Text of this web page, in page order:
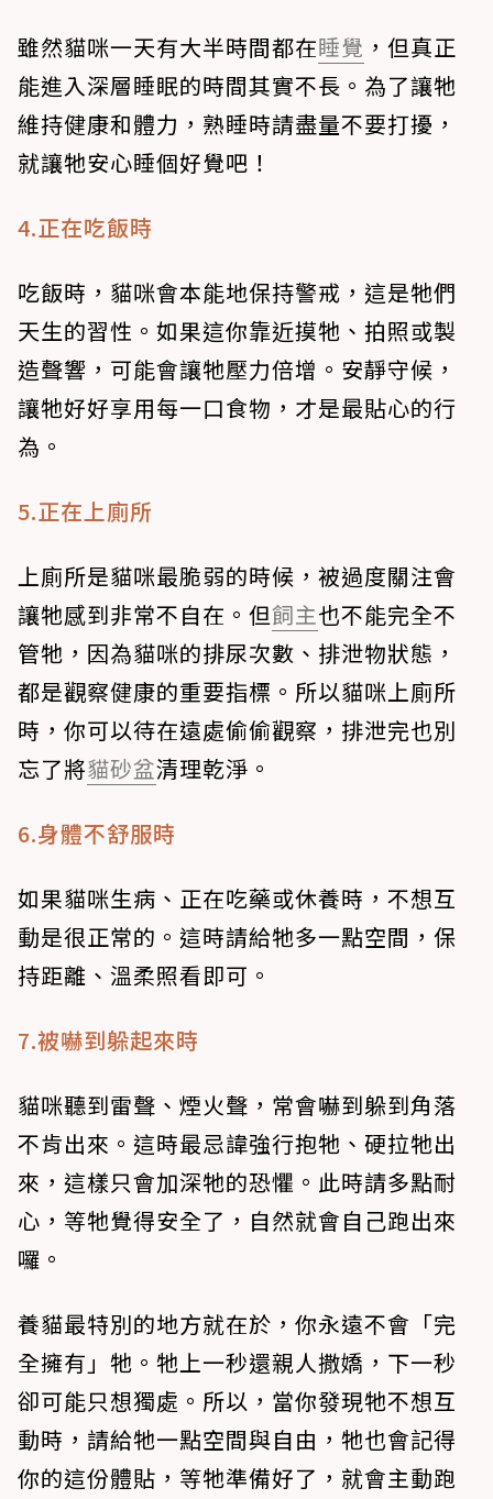
雖然貓咪一天有大半時間都在睡覺 ，但真正
能進入深層睡眠的時間其實不長。為了讓牠
維持健康和體力，熟睡時請盡量不要打擾，
就讓牠安心睡個好覺吧！
4.正在吃飯時
吃飯時，貓咪會本能地保持警戒，這是牠們
天生的習性。如果這你靠近摸牠、拍照或製
造聲響，可能會讓牠壓力倍增。安靜守候，
讓牠好好享用每一口食物，才是最貼心的行
為。
5.正在上廁所
上廁所是貓咪最脆弱的時候，被過度關注會
讓牠感到非常不自在。但飼主也不能完全不
管牠，因為貓咪的排尿次數、排泄物狀態，
都是觀察健康的重要指標。所以貓咪上廁所
時，你可以待在遠處偷偷觀察，排泄完也別
忘了將貓砂盆清理乾淨。
6.身體不舒服時
如果貓咪生病、正在吃藥或休養時，不想互
動是很正常的。這時請給牠多一點空間，保
持距離、溫柔照看即可。
7.被嚇到躲起來時
貓咪聽到雷聲、煙火聲，常會嚇到躲到角落
不肯出來。這時最忌諱強行抱牠、硬拉牠出
來，這樣只會加深牠的恐懼。此時請多點耐
心，等牠覺得安全了，自然就會自己跑出來
囉。
養貓最特別的地方就在於，你永遠不會「完
全擁有」牠。牠上一秒還親人撒嬌，下一秒
卻可能只想獨處。所以，當你發現牠不想互
動時，請給牠一點空間與自由，牠也會記得
你的這份體貼，等牠準備好了，就會主動跑